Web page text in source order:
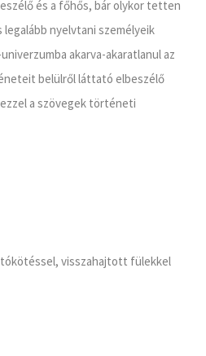
és a főhős, bár olykor tetten
nyelvtani személyeik
akarva-akaratlanul az
belülről láttató elbeszélő
a szövegek történeti
visszahajtott fülekkel